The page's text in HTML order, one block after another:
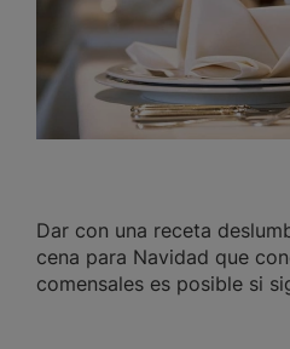
Dar con una receta
cena para Navidad que
comensales es posible si